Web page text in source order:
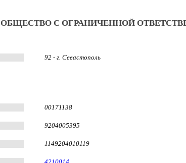
ОБЩЕСТВО С ОГРАНИЧЕННОЙ
92 - г. Севастополь
00171138
9204005395
1149204010119